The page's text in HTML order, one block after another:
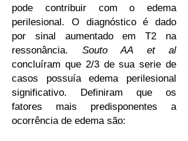
pode contribuir com o edema
perilesional. O diagnóstico é dado
por sinal aumentado em T2 na
ressonância. Souto AA et al
concluíram que 2/3 de sua serie de
casos possuía edema perilesional
significativo. Definiram que os
fatores mais predisponentes a
ocorrência de edema são: